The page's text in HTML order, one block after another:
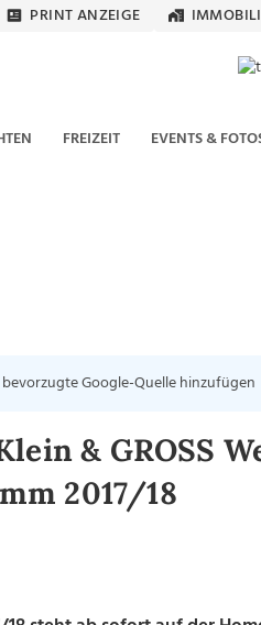
PRINT ANZEIGE
FREIZEIT EVENTS &
Google-Quelle hinzufügen
& GROSS
2017/18